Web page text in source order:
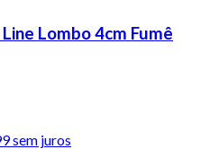
Lombo 4cm Fumê
sem juros